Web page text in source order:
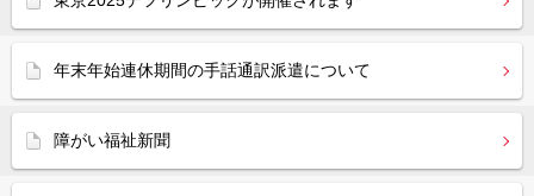
年末年始連休期間の手話通訳派遣について
障がい福祉新聞